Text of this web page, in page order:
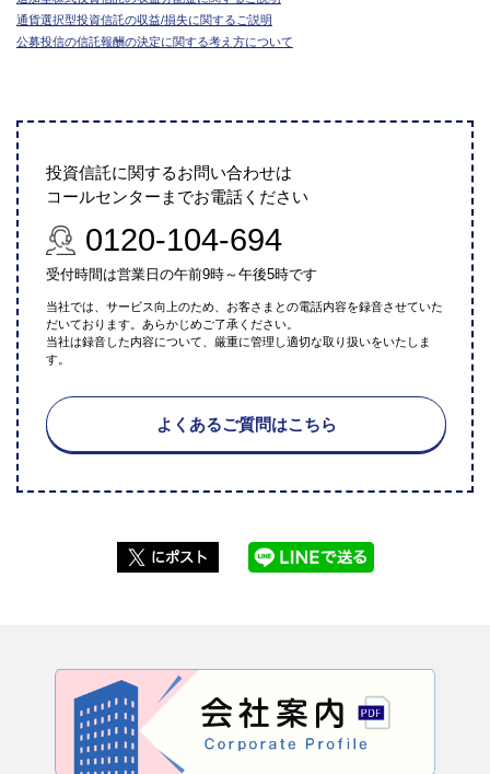
通貨選択型投資信託の収益/損失に関するご説明
公募投信の信託報酬の決定に関する考え方について
投資信託に関するお問い合わせは
コールセンターまでお電話ください
0120-104-694
受付時間は営業日の午前9時～午後5時です
当社では、サービス向上のため、お客さまとの電話内容を録音させていた
だいております。あらかじめご了承ください。
当社は録音した内容について、厳重に管理し適切な取り扱いをいたしま
す。
よくあるご質問はこちら